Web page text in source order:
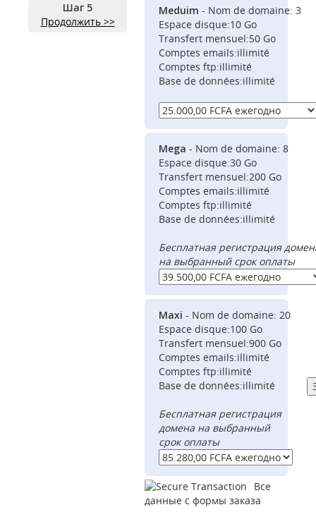
Шаг 5
Продолжить >>
Meduim - Nom de domaine: 3
Espace disque:10 Go
Transfert mensuel:50 Go
Comptes emails:illimité
Comptes ftp:illimité
Base de données:illimité
Mega - Nom de domaine: 8
Espace disque:30 Go
Transfert mensuel:200 Go
Comptes emails:illimité
Comptes ftp:illimité
Base de données:illimité
Бесплатная регистрация
на выбранный срок оплаты
Maxi - Nom de domaine: 20
Espace disque:100 Go
Transfert mensuel:900 Go
Comptes emails:illimité
Comptes ftp:illimité
Base de données:illimité
Бесплатная регистрация
домена на выбранный
срок оплаты
Все
данные с формы заказа